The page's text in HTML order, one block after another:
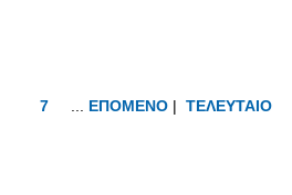
7 ΕΠΟΜΕΝΟ | ΤΕΛΕΥΤΑΙΟ